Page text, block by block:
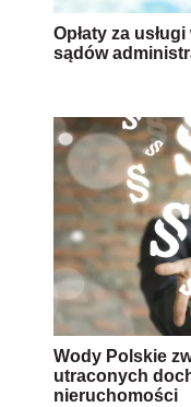
Opłaty za
sądów
Wody Polskie
utraconych
nieruchomości